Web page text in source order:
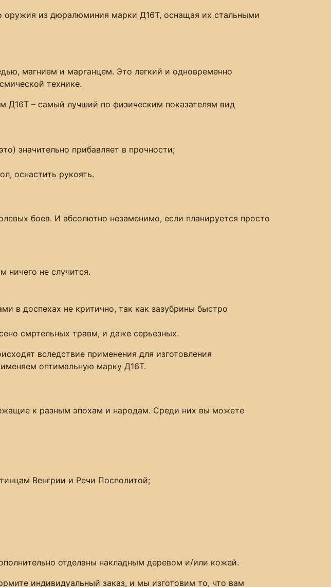
из дюралюминия марки Д16Т, оснащая их стальными
магнием и марганцем. Это легкий и одновременно
технике.
Д16Т – самый лучший по физическим показателям вид
значительно прибавляет в прочности;
оснастить рукоять.
боев. И абсолютно незаменимо, если планируется просто
ничего не случится.
в доспехах не критично, так как зазубрины быстро
смртельных травм, и даже серьезных.
вследствие применения для изготовления
оптимальную марку Д16Т.
к разным эпохам и народам. Среди них вы можете
Венгрии и Речи Посполитой;
отделаны накладным деревом и/или кожей.
индивидуальный заказ, и мы изготовим то, что вам